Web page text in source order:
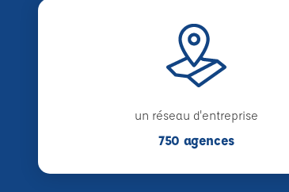
un réseau d'entreprise
750 agences